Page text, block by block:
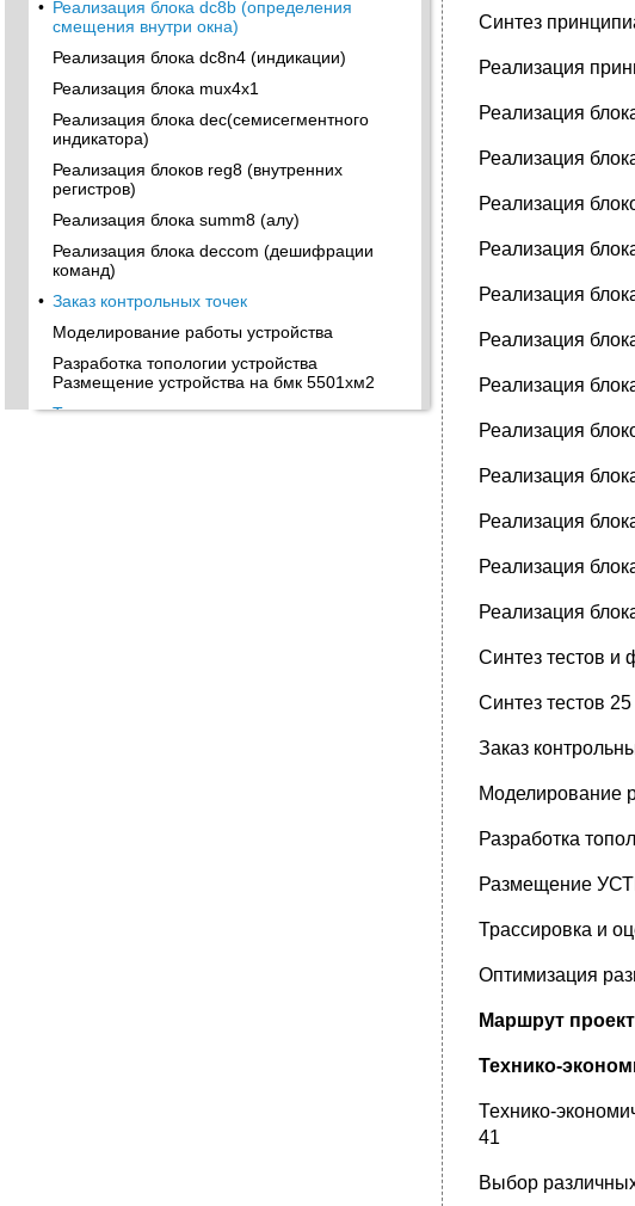
• Реализация блока dc8b (определения
смещения внутри окна)
Реализация блока dc8n4 (индикации)
Реализация блока mux4x1
Реализация блока dec(семисегментного
индикатора)
Реализация блоков reg8 (внутренних
регистров)
Реализация блока summ8 (алу)
Реализация блока deccom (дешифрации
команд)
• Заказ контрольных точек
Моделирование работы устройства
Разработка топологии устройства
Размещение устройства на бмк 5501хм2
• Трассировка и оценка задержек
Синтез
Реализация
Реализация
Реализация
Реализация
Реализация
Реализация
Реализация
Реализация
Реализация
Реализация
Реализация
Реализация
Реализация
Синтез тестов
Синтез тестов 25
Заказ
Разработка
Размещение
Трассировка и
Оптимизация
Маршрут
Технико-
Технико-
41
Выбор